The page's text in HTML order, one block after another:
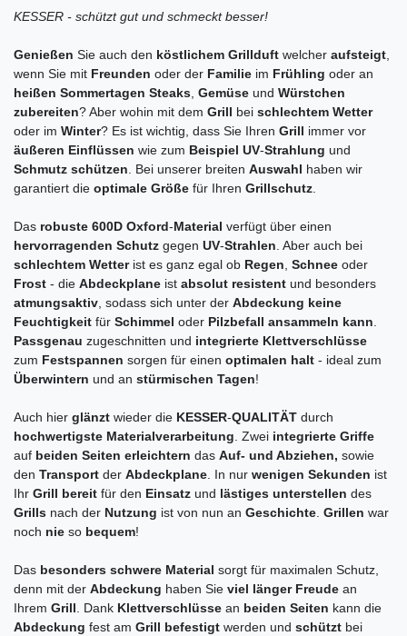
KESSER - schützt gut und schmeckt besser!
Genießen Sie auch den köstlichem Grillduft welcher aufsteigt,
wenn Sie mit Freunden oder der Familie im Frühling oder an
heißen Sommertagen Steaks, Gemüse und Würstchen
zubereiten? Aber wohin mit dem Grill bei schlechtem Wetter
oder im Winter? Es ist wichtig, dass Sie Ihren Grill immer vor
äußeren Einflüssen wie zum Beispiel UV-Strahlung und
Schmutz schützen. Bei unserer breiten Auswahl haben wir
garantiert die optimale Größe für Ihren Grillschutz.
Das robuste 600D Oxford-Material verfügt über einen
hervorragenden Schutz gegen UV-Strahlen. Aber auch bei
schlechtem Wetter ist es ganz egal ob Regen, Schnee oder
Frost - die Abdeckplane ist absolut resistent und besonders
atmungsaktiv, sodass sich unter der Abdeckung keine
Feuchtigkeit für Schimmel oder Pilzbefall ansammeln kann.
Passgenau zugeschnitten und integrierte Klettverschlüsse
zum Festspannen sorgen für einen optimalen halt - ideal zum
Überwintern und an stürmischen Tagen!
Auch hier glänzt wieder die KESSER-QUALITÄT durch
hochwertigste Materialverarbeitung. Zwei integrierte Griffe
auf beiden Seiten erleichtern das Auf- und Abziehen, sowie
den Transport der Abdeckplane. In nur wenigen Sekunden ist
Ihr Grill bereit für den Einsatz und lästiges unterstellen des
Grills nach der Nutzung ist von nun an Geschichte. Grillen war
noch nie so bequem!
Das besonders schwere Material sorgt für maximalen Schutz,
denn mit der Abdeckung haben Sie viel länger Freude an
Ihrem Grill. Dank Klettverschlüsse an beiden Seiten kann die
Abdeckung fest am Grill befestigt werden und schützt bei